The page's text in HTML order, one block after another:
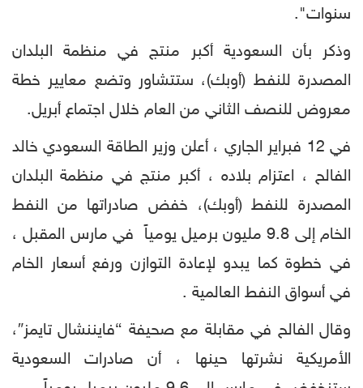
سنوات".
وذكر بأن السعودية أكبر منتج في منظمة البلدان
المصدرة للنفط (أوبك)، ستتشاور وتضع معايير خطة
معروض للنصف الثاني من العام خلال اجتماع أبريل.
في 12 فبراير الجاري ، أعلن وزير الطاقة السعودي خالد
الفالح ، اعتزام بلاده ، أكبر منتج في منظمة البلدان
المصدرة للنفط (أوبك)، خفض صادراتها من النفط
الخام إلى 9.8 مليون برميل يومياً في مارس المقبل ،
في خطوة كما يبدو لإعادة التوازن ورفع أسعار الخام
في أسواق النفط العالمية .
وقال الفالح في مقابلة مع صحيفة “فايننشال تايمز″،
الأمريكية نشرتها حينها ، أن صادرات السعودية